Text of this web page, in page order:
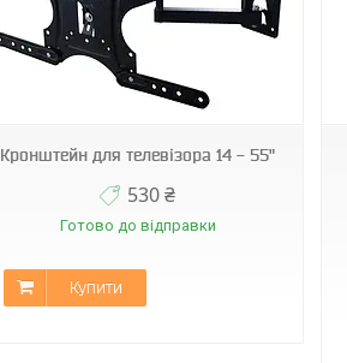
Кронштейн для телевізора 14 - 55"
530 ₴
Готово до відправки
Купити
EL-303E (14"-42")